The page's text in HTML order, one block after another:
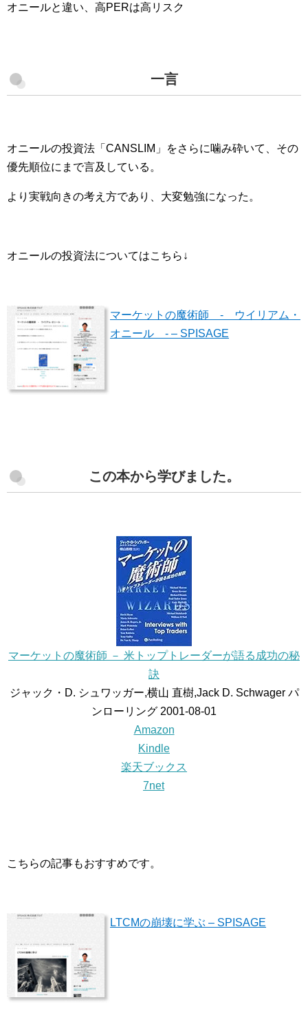
オニールと違い、高PERは高リスク
一言
オニールの投資法「CANSLIM」をさらに噛み砕いて、その
優先順位にまで言及している。
より実戦向きの考え方であり、大変勉強になった。
オニールの投資法についてはこちら↓
マーケットの魔術師 - ウイリアム・
オニール - – SPISAGE
この本から学びました。
マーケットの魔術師 － 米トップトレーダーが語る成功の秘
訣
ジャック・D. シュワッガー,横山 直樹,Jack D. Schwager パ
ンローリング 2001-08-01
Amazon
Kindle
楽天ブックス
7net
こちらの記事もおすすめです。
LTCMの崩壊に学ぶ – SPISAGE